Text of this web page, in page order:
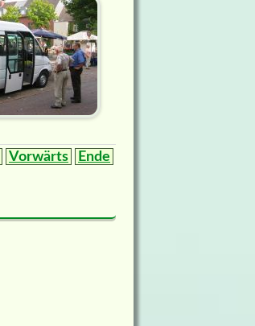
Vorwärts Ende